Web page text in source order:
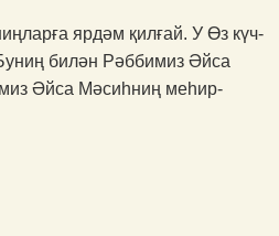
ярдәм қилғай. У Өз күч-
билән Рәббимиз Әйса
Әйса Мәсиһниң меһир-